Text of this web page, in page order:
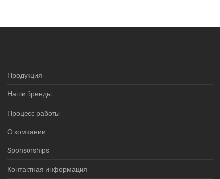
Продукция
Наши бренды
Процесс работы
О компании
Sponsorships
Контактная информация